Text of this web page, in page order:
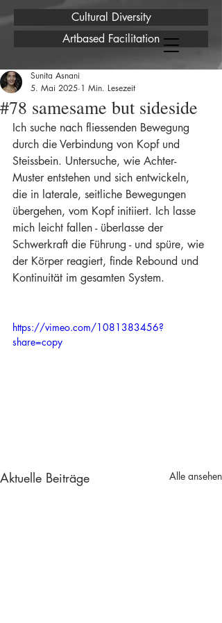
Cultural Diversity
Artbased Facilitation
#78 samesame but sideside
Sunita Asnani
5. Mai 2025 1 Min. Lesezeit
Ich suche nach fliessenden Bewegung
durch die Verbindung von Kopf und
Steissbein. Untersuche, wie Achter-
Muster entstehen und sich entwickeln,
die in laterale, seitliche Bewegungen
übergehen, vom Kopf initiiert. Ich lasse
mich leicht fallen - überlasse der
Schwerkraft die Führung - und spüre, wie
der Körper reagiert, finde Rebound und
Kontinuität im gesamten System.
https://vimeo.com/1081383456?
share=copy
Aktuelle Beiträge Alle ansehen